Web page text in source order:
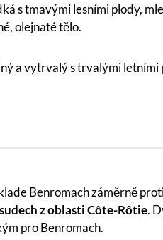
s tmavými lesními plody,
olejnaté tělo.
a vytrvalý s trvalými letními
Benromach záměrně
z oblasti Côte-Rôtie.
pro Benromach.